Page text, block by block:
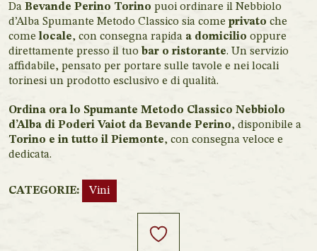
Da Bevande Perino Torino puoi ordinare il Nebbiolo
d’Alba Spumante Metodo Classico sia come privato che
comelocale, con consegna rapida a domicilio oppure
direttamente presso il tuo bar o ristorante. Un servizio
affidabile, pensato per portare sulle tavole e nei locali
torinesi un prodotto esclusivo e di qualità.
Ordina ora lo Spumante Metodo Classico Nebbiolo
d’Alba di Poderi Vaiot da Bevande Perino, disponibile a
Torino e in tutto il Piemonte, con consegna veloce e
dedicata.
CATEGORIE: Vini